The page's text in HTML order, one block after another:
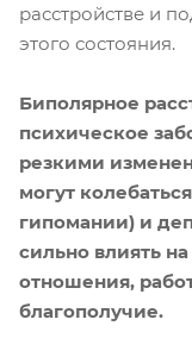
расстройстве и
этого состояния.
Биполярное
психическое
резкими
могут
гипомании) и
сильно влиять
отношения,
благополучие.